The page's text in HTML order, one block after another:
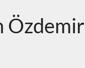
Özdemir